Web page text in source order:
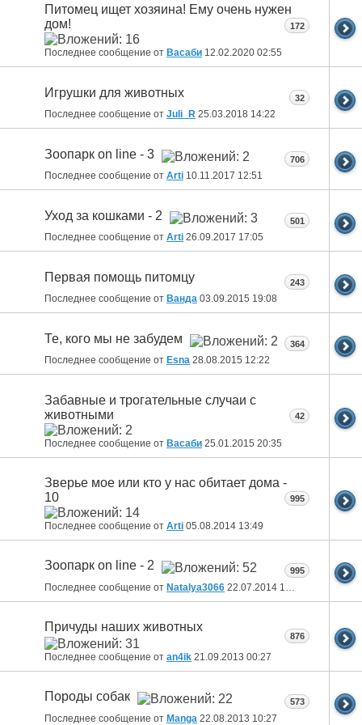
Питомец ищет хозяина! Ему очень нужен
дом!
Последнее сообщение от Васаби 12.02.2020 02:55
172
Игрушки для животных
Последнее сообщение от Juli_R 25.03.2018 14:22
32
Зоопарк on line - 3
Последнее сообщение от Arti 10.11.2017 12:51
706
Уход за кошками - 2
Последнее сообщение от Arti 26.09.2017 17:05
501
Первая помощь питомцу
Последнее сообщение от Ванда 03.09.2015 19:08
243
Те, кого мы не забудем
Последнее сообщение от Esna 28.08.2015 12:22
364
Забавные и трогательные случаи с
животными
Последнее сообщение от Васаби 25.01.2015 20:35
42
Зверье мое или кто у нас обитает дома -
10
Последнее сообщение от Arti 05.08.2014 13:49
995
Зоопарк on line - 2
Последнее сообщение от Natalya3066 22.07.2014 17:00
995
Причуды наших животных
Последнее сообщение от an4ik 21.09.2013 00:27
876
Породы собак
Последнее сообщение от Manga 22.08.2013 10:27
573